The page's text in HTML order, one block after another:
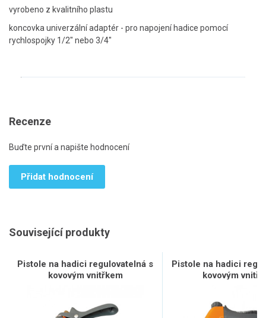
vyrobeno z kvalitního plastu
koncovka univerzální adaptér - pro napojení hadice pomocí
rychlospojky 1/2" nebo 3/4"
Recenze
Buďte první a napište hodnocení
Přidat hodnocení
Související produkty
Pistole na hadici regulovatelná s
kovovým vnitřkem
Pistole na hadici
kovovým